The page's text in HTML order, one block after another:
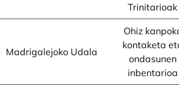
Trinitarioak
Madrigalejoko Udala
Ohiz
kontaketa
ondasunen
inbentarioa